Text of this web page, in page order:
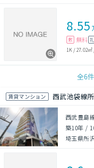
8.55
敷 無料 礼
1K / 27.02㎡
全6
賃貸マンション 西武池袋線
西武豊島
築10年 /
埼玉県所